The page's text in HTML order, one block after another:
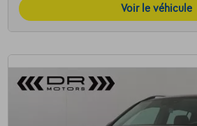
Voir le véhicule